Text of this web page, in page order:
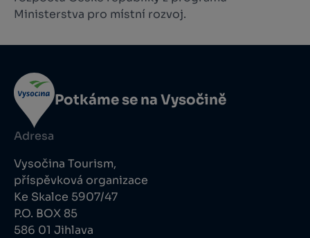
Ministerstva pro místní rozvoj.
Potkáme se na Vysočině
Adresa
Vysočina Tourism,
příspěvková organizace
Ke Skalce 5907/47
P.O. BOX 85
586 01 Jihlava